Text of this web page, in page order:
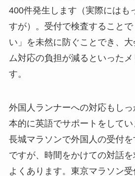
400件発生します（実際にはも
すが）。受付で検査すること
い」を未然に防ぐことでき、
ム対応の負担が減るといった
す。
外国人ランナーへの対応もし
本的に英語でサポートをして
長城マラソンで外国人の受付
ですが、時間をかけての対話
よくあります。東京マラソン